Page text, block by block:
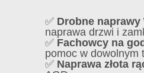
✅ Drobne naprawy
naprawa drzwi i
✅ Fachowcy na
pomoc w dowolnym
✅ Naprawa złota